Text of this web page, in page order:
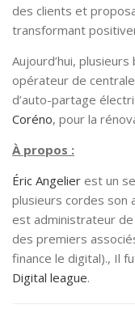
des clients et
transformant
Aujourd’hui,
opérateur de
d’auto-partage
Coréno, pour la
À propos :
Éric Angelier est un
plusieurs cordes son
est administrateur de
des premiers
finance le digital)., Il
Digital league.